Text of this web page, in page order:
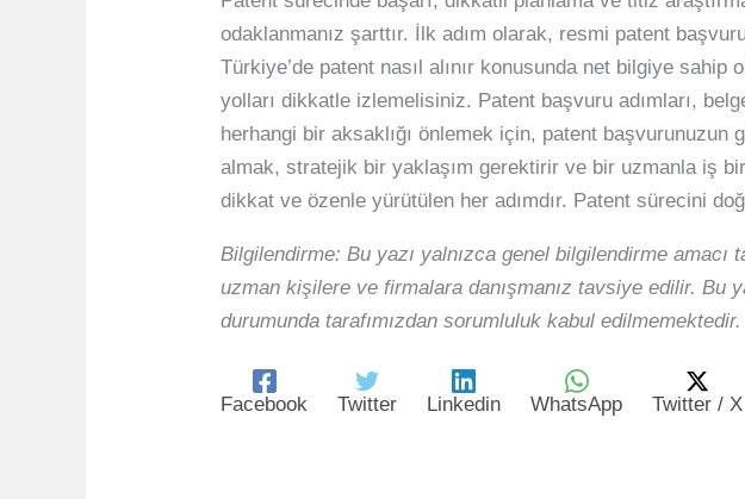
odaklanmanız şarttır. İlk adım olarak, resmi patent
Türkiye’de patent nasıl alınır konusunda net bilgiye
yolları dikkatle izlemelisiniz. Patent başvuru adımları,
herhangi bir aksaklığı önlemek için, patent
almak, stratejik bir yaklaşım gerektirir ve bir uzmanla iş
dikkat ve özenle yürütülen her adımdır. Patent sürecini
Bilgilendirme: Bu yazı yalnızca genel bilgilendirme
uzman kişilere ve firmalara danışmanız tavsiye edilir. Bu
durumunda tarafımızdan sorumluluk kabul edilmemektedir.
Facebook Twitter Linkedin WhatsApp Twitter / X